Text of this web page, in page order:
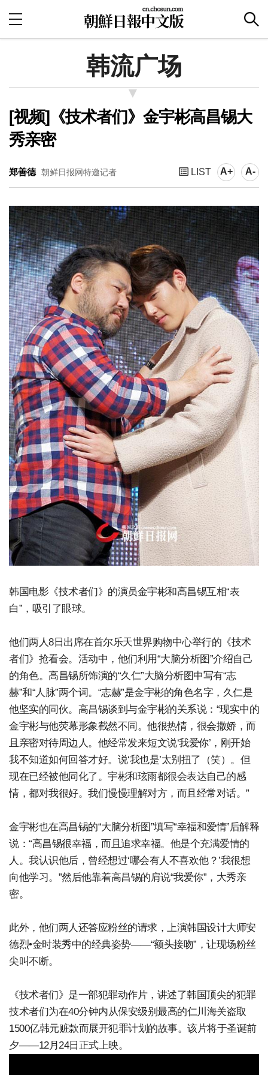
韩流广场
[视频]《技术者们》金宇彬高昌锡大
秀亲密
郑善德 朝鲜日报网特邀记者 LIST A+ A-
韩国电影《技术者们》的演员金宇彬和高昌锡互相“表
白”，吸引了眼球。
他们两人8日出席在首尔乐天世界购物中心举行的《技术
者们》抢看会。活动中，他们利用“大脑分析图”介绍自己
的角色。高昌锡所饰演的“久仁”大脑分析图中写有“志
赫”和“人脉”两个词。“志赫”是金宇彬的角色名字，久仁是
他坚实的同伙。高昌锡谈到与金宇彬的关系说：“现实中的
金宇彬与他荧幕形象截然不同。他很热情，很会撒娇，而
且亲密对待周边人。他经常发来短文说‘我爱你’，刚开始
我不知道如何回答才好。说‘我也是’太别扭了（笑）。但
现在已经被他同化了。宇彬和玹雨都很会表达自己的感
情，都对我很好。我们慢慢理解对方，而且经常对话。”
金宇彬也在高昌锡的“大脑分析图”填写“幸福和爱情”后解释
说：“高昌锡很幸福，而且追求幸福。他是个充满爱情的
人。我认识他后，曾经想过‘哪会有人不喜欢他？’我很想
向他学习。”然后他靠着高昌锡的肩说“我爱你”，大秀亲
密。
此外，他们两人还答应粉丝的请求，上演韩国设计大师安
德烈•金时装秀中的经典姿势——“额头接吻”，让现场粉丝
尖叫不断。
《技术者们》是一部犯罪动作片，讲述了韩国顶尖的犯罪
技术者们为在40分钟内从保安级别最高的仁川海关盗取
1500亿韩元赃款而展开犯罪计划的故事。该片将于圣诞前
夕——12月24日正式上映。